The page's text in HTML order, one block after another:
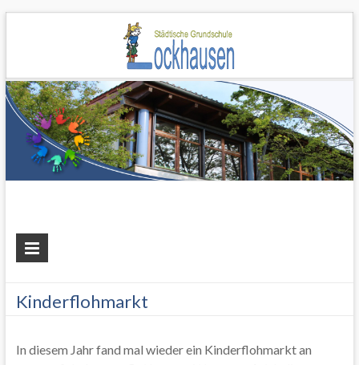
Kinderflohmarkt
In diesem Jahr fand mal wieder ein Kinderflohmarkt an